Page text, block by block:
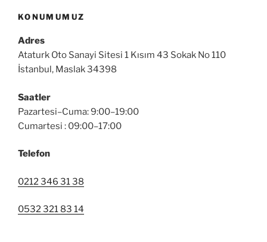
KONUMUMUZ
Adres
Ataturk Oto Sanayi Sitesi 1 Kısım 43 Sokak No 110
İstanbul, Maslak 34398
Saatler
Pazartesi–Cuma: 9:00–19:00
Cumartesi : 09:00–17:00
Telefon
0212 346 31 38
0532 321 83 14